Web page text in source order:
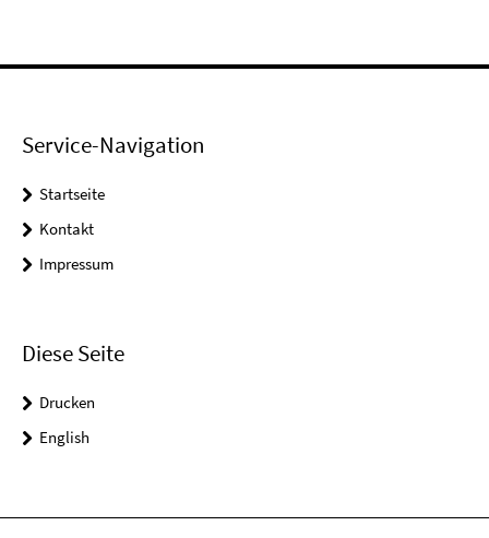
Service-Navigation
Startseite
Kontakt
Impressum
Diese Seite
Drucken
English